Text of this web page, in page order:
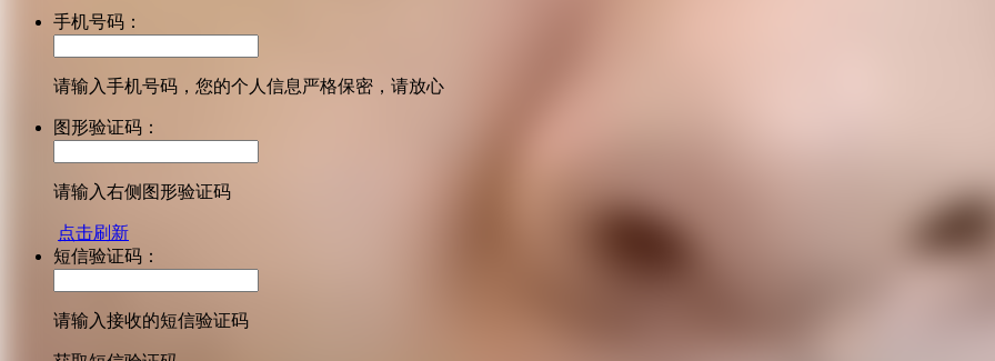
手机号码：
请输入手机号码，您的个人信息严格保密，请放心
图形验证码：
请输入右侧图形验证码
点击刷新
短信验证码：
请输入接收的短信验证码